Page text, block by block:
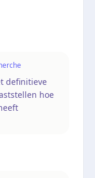
definitieve
hoe